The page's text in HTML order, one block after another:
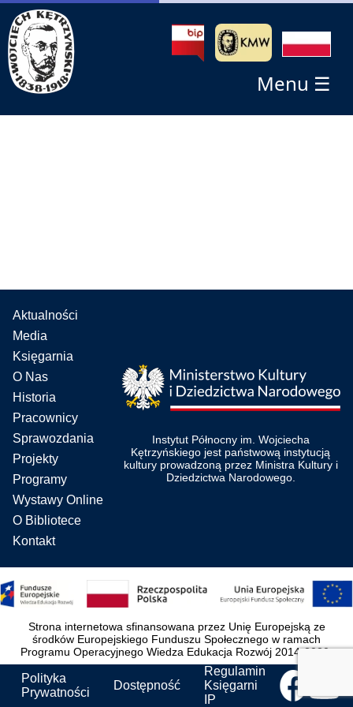
Menu ☰
Aktualności
Media
Księgarnia
O Nas
Historia
Pracownicy
Sprawozdania
Projekty
Programy
Wystawy Online
O Bibliotece
Kontakt
Instytut Północny im. Wojciecha
Kętrzyńskiego jest państwową instytucją
kultury prowadzoną przez Ministra Kultury i
Dziedzictwa Narodowego.
Strona internetowa sfinansowana przez Unię Europejską ze
środków Europejskiego Funduszu Społecznego w ramach
Programu Operacyjnego Wiedza Edukacja Rozwój 2014-2020.
Polityka
Prywatności
Dostępność
Regulamin
Księgarni
IP